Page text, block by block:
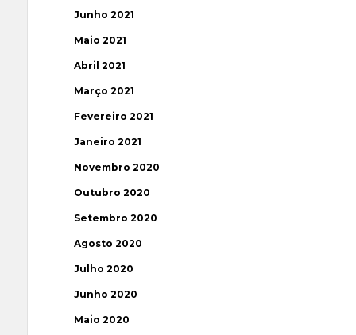
Junho 2021
Maio 2021
Abril 2021
Março 2021
Fevereiro 2021
Janeiro 2021
Novembro 2020
Outubro 2020
Setembro 2020
Agosto 2020
Julho 2020
Junho 2020
Maio 2020